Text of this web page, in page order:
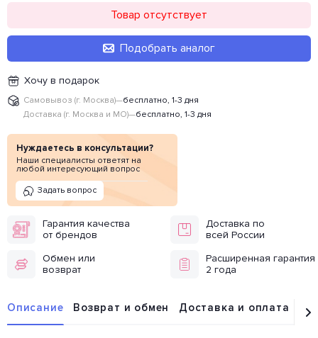
Товар отсутствует
Подобрать аналог
Хочу в подарок
Самовывоз (г. Москва)—бесплатно, 1-3 дня
Доставка (г. Москва и МО)—бесплатно, 1-3 дня
Нуждаетесь в консультации?
Наши специалисты ответят на
любой интересующий вопрос
Задать вопрос
Гарантия качества
от брендов
Доставка по
всей России
Обмен или
возврат
Расширенная гарантия
2 года
Описание Возврат и обмен Доставка и оплата